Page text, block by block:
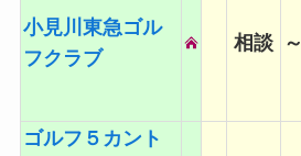
小見川東急ゴル
フクラブ
相談 ～
ゴルフ５カント